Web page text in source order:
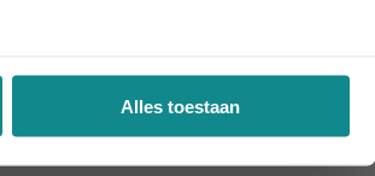
Alles toestaan
informatie